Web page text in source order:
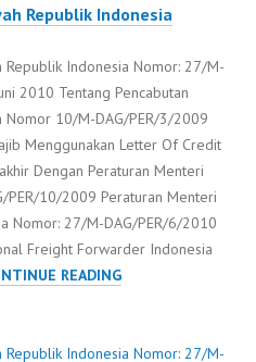
Republik Indonesia
Indonesia Nomor: 27/M-
2010 Tentang Pencabutan
Nomor 10/M-DAG/PER/3/2009
Menggunakan Letter Of Credit
Dengan Peraturan Menteri
PER/10/2009 Peraturan Menteri
Nomor: 27/M-DAG/PER/6/2010
Freight Forwarder Indonesia
READINGPERATURAN
REPUBLIK
Indonesia Nomor: 27/M-